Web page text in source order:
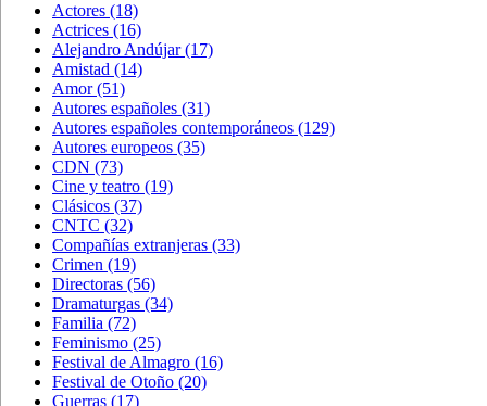
Actores (18)
Actrices (16)
Alejandro Andújar(17)
Amistad (14)
Amor(51)
Autores españoles (31)
Autores españoles contemporáneos (129)
Autores europeos (35)
CDN (73)
Cine y teatro (19)
Clásicos (37)
CNTC (32)
Compañías extranjeras (33)
Crimen (19)
Directoras (56)
Dramaturgas (34)
Familia (72)
Feminismo (25)
Festival de Almagro (16)
Festival de Otoño (20)
Guerras (17)